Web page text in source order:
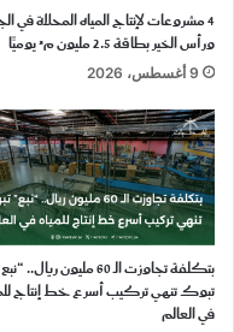
4 مشروعات لإنتاج المياه المحلاة في
ورأس الخير بطاقة 2.5 مليون م³ يوميًّا
9 أغسطس، 2026
بتكلفة تجاوزت الـ 60 مليون ريال..
تبوك تنهي تركيب أسرع خط إنتاج
في العالم